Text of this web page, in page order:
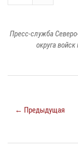
Пресс-служба
округа
← Предыдущая